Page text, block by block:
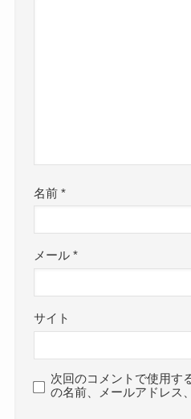
名前*
メール*
サイト
次回のコメントで使用す
の名前、メールアドレス